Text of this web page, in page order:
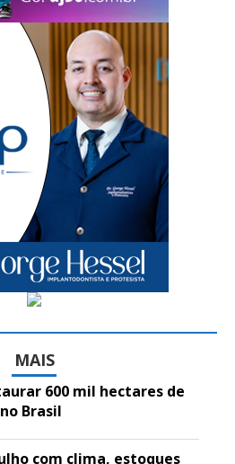
MAIS
600 mil hectares de
Brasil
com clima, estoques